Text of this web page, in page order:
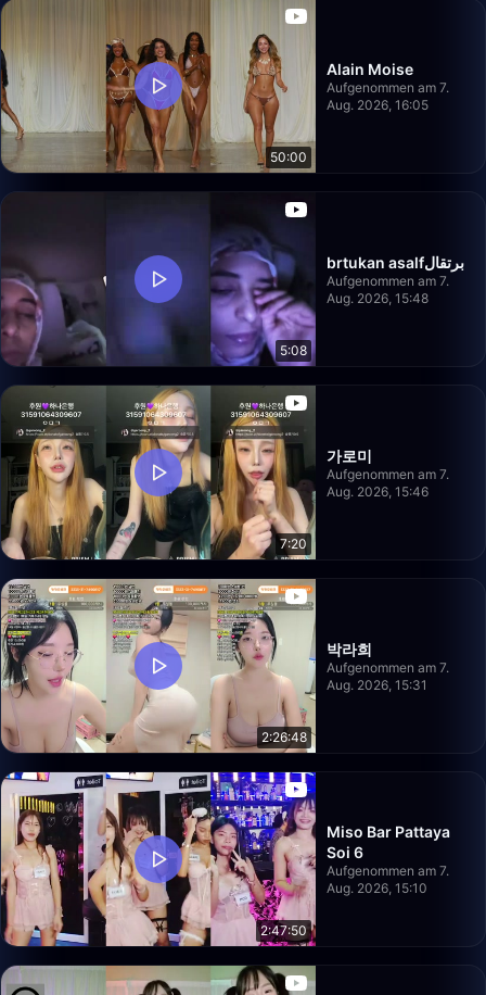
50:00
Alain Moise
Aufgenommen am 7.
Aug. 2026, 16:05
5:08
brtukan asalfبرتقال
Aufgenommen am 7.
Aug. 2026, 15:48
7:20
가로미
Aufgenommen am 7.
Aug. 2026, 15:46
2:26:48
박라희
Aufgenommen am 7.
Aug. 2026, 15:31
2:47:50
Miso Bar Pattaya
Soi 6
Aufgenommen am 7.
Aug. 2026, 15:10